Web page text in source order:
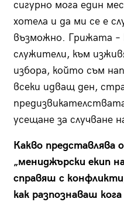
сигурно мога един
хотела и да ми се е
възможно. Грижата –
служители, към
избора, който съм
всеки идващ ден,
усещане за случване
Какво представлява
„мениджърски екип
справяш с
как разпознаваш